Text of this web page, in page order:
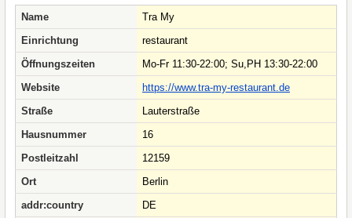
Name
Tra My
Einrichtung
restaurant
Öffnungszeiten
Mo-Fr 11:30-22:00; Su,PH 13:30-22:00
Website
https://www.tra-my-restaurant.de
Straße
Lauterstraße
Hausnummer
16
Postleitzahl
12159
Ort
Berlin
addr:country
DE